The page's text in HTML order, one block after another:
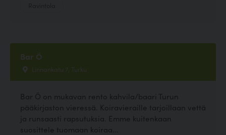
Bar Ö
Linnankatu 7, Turku
Bar Ö on mukavan rento kahvila/baari Turun
pääkirjaston vieressä. Koiravieraille tarjoillaan vettä
ja runsaasti rapsutuksia. Emme kuitenkaan
suosittele tuomaan koiraa...